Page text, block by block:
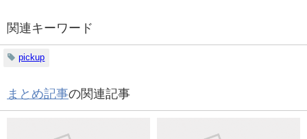
関連キーワード
pickup
まとめ記事の関連記事